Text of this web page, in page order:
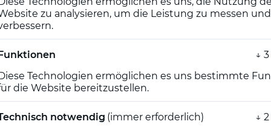
Plattform für medizinische Fort- und
und didaktischen Formate, die wirklich im
produziert
zu analysieren, um die Leistung zu messen
Funktionen
Diese Technologien ermöglichen es uns bestimmte
die Website bereitzustellen.
↓ 3
notwendig (immer erforderlich)
↓ 2